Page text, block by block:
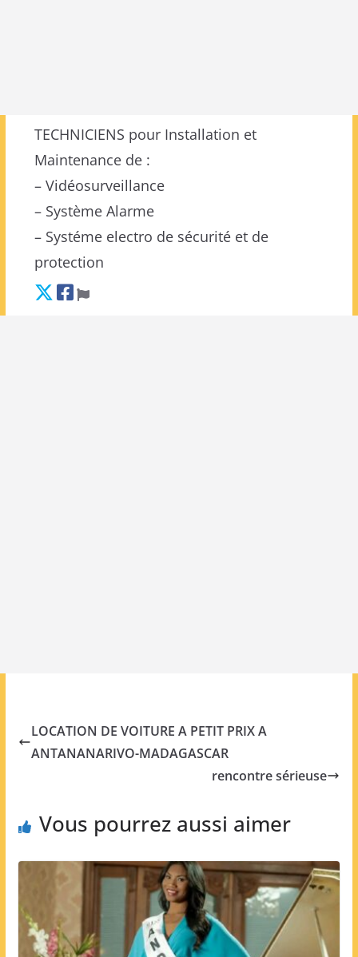
TECHNICIENS pour Installation et
Maintenance de :
– Vidéosurveillance
– Système Alarme
– Systéme electro de sécurité et de
protection
LOCATION DE VOITURE A PETIT PRIX A
ANTANANARIVO-MADAGASCAR
rencontre sérieuse
Vous pourrez aussi aimer